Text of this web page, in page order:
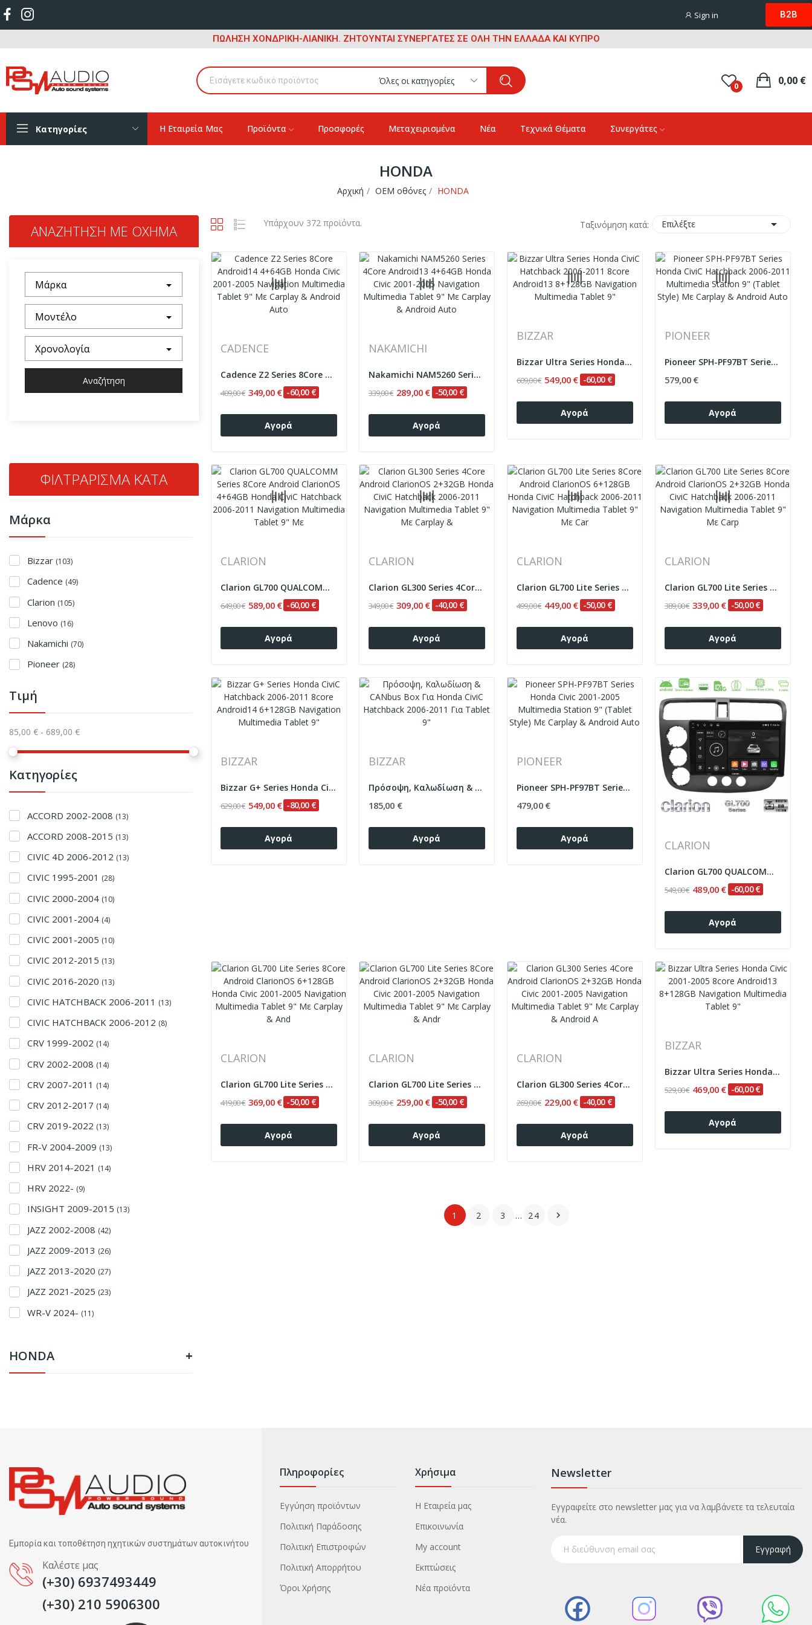
Sign in B2B
ΠΩΛΗΣΗ ΧΟΝΔΡΙΚΗ-ΛΙΑΝΙΚΗ. ΖΗΤΟΥΝΤΑΙ ΣΥΝΕΡΓΑΤΕΣ ΣΕ ΟΛΗ ΤΗΝ ΕΛΛΑΔΑ ΚΑΙ ΚΥΠΡΟ
Όλες οι κατηγορίες 0 0,00 €
Κατηγορίες Η Εταιρεία Μας Προϊόντα Προσφορές Μεταχειρισμένα Νέα Τεχνικά Θέματα Συνεργάτες
HONDA
Αρχική OEM οθόνες HONDA
ΑΝΑΖΉΤΗΣΗ ΜΕ ΌΧΗΜΑ
Μάρκα
Μοντέλο
Χρονολογία
Αναζήτηση
ΦΙΛΤΡΆΡΙΣΜΑ ΚΑΤΆ
Μάρκα
Bizzar (103)
Cadence (49)
Clarion (105)
Lenovo (16)
Nakamichi (70)
Pioneer (28)
Τιμή
85,00 € - 689,00 €
Κατηγορίες
ACCORD 2002-2008 (13)
ACCORD 2008-2015 (13)
CIVIC 4D 2006-2012 (13)
CIVIC 1995-2001 (28)
CIVIC 2000-2004 (10)
CIVIC 2001-2004 (4)
CIVIC 2001-2005 (10)
CIVIC 2012-2015 (13)
CIVIC 2016-2020 (13)
CIVIC HATCHBACK 2006-2011 (13)
CIVIC HATCHBACK 2006-2012 (8)
CRV 1999-2002 (14)
CRV 2002-2008 (14)
CRV 2007-2011 (14)
CRV 2012-2017 (14)
CRV 2019-2022 (13)
FR-V 2004-2009 (13)
HRV 2014-2021 (14)
HRV 2022- (9)
INSIGHT 2009-2015 (13)
JAZZ 2002-2008 (42)
JAZZ 2009-2013 (26)
JAZZ 2013-2020 (27)
JAZZ 2021-2025 (23)
WR-V 2024- (11)
HONDA +
Υπάρχουν 372 προϊόντα. Ταξινόμηση κατά: Επιλέξτε 
CADENCE
Cadence Z2 Series 8Core Android14 4+64GB Honda...
409,00 € 349,00 € -60,00 €
Αγορά
NAKAMICHI
Nakamichi NAM5260 Series 4Core Android13 4+64GB...
339,00 € 289,00 € -50,00 €
Αγορά
BIZZAR
Bizzar Ultra Series Honda CiviC Hatchback...
609,00 € 549,00 € -60,00 €
Αγορά
PIONEER
Pioneer SPH-PF97BT Series Honda CiviC Hatchback...
579,00 €
Αγορά
CLARION
Clarion GL700 QUALCOMM Series 8Core Android...
649,00 € 589,00 € -60,00 €
Αγορά
CLARION
Clarion GL300 Series 4Core Android ClarionOS...
349,00 € 309,00 € -40,00 €
Αγορά
CLARION
Clarion GL700 Lite Series 8Core Android...
499,00 € 449,00 € -50,00 €
Αγορά
CLARION
Clarion GL700 Lite Series 8Core Android...
389,00 € 339,00 € -50,00 €
Αγορά
BIZZAR
Bizzar G+ Series Honda CiviC Hatchback...
629,00 € 549,00 € -80,00 €
Αγορά
BIZZAR
Πρόσοψη, Καλωδίωση & CANbus Box Για Honda CiviC...
185,00 €
Αγορά
PIONEER
Pioneer SPH-PF97BT Series Honda Civic 2001-2005...
479,00 €
Αγορά CLARION
Clarion GL700 QUALCOMM Series 8Core Android...
549,00 € 489,00 € -60,00 €
Αγορά
CLARION
Clarion GL700 Lite Series 8Core Android...
419,00 € 369,00 € -50,00 €
Αγορά
CLARION
Clarion GL700 Lite Series 8Core Android...
309,00 € 259,00 € -50,00 €
Αγορά
CLARION
Clarion GL300 Series 4Core Android ClarionOS...
269,00 € 229,00 € -40,00 €
Αγορά
BIZZAR
Bizzar Ultra Series Honda Civic 2001-2005 8core...
529,00 € 469,00 € -60,00 €
Αγορά
1 2 3 … 24 
Εμπορία και τοποθέτηση ηχητικών συστημάτων αυτοκινήτου
Καλέστε μας
(+30) 6937493449
(+30) 210 5906300
Πληροφορίες
Εγγύηση προϊόντων
Πολιτική Παράδοσης
Πολιτική Επιστροφών
Πολιτική Απορρήτου
Όροι Χρήσης
Χρήσιμα
Η Εταιρεία μας
Επικοινωνία
My account
Εκπτώσεις
Νέα προϊόντα
Newsletter
Εγγραφείτε στο newsletter μας για να λαμβάνετε τα τελευταία
νέα.
Εγγραφή